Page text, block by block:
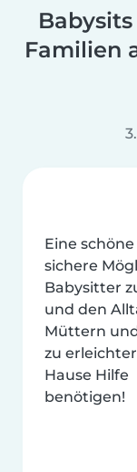
Familien
Eine
sichere
Babysitter
und den
Müttern
zu
Hause Hilfe
benötigen!